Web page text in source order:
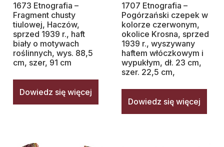
1673 Etnografia –
Fragment chusty
tiulowej, Haczów,
sprzed 1939 r., haft
biały o motywach
roślinnych, wys. 88,5
cm, szer, 91 cm
Dowiedz się więcej
1707 Etnografia –
Pogórzański czepek w
kolorze czerwonym,
okolice Krosna, sprzed
1939 r., wyszywany
haftem włóczkowym i
wypukłym, dł. 23 cm,
szer. 22,5 cm,
Dowiedz się więcej